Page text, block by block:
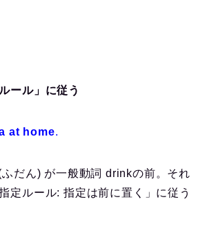
ール」に従う
at home.
だん) が一般動詞 drinkの前。それ
定ルール: 指定は前に置く」に従う